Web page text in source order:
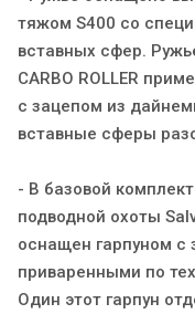
тяжом S400 со
вставных сфер.
CARBO ROLLER
с зацепом из
вставные сферы
- В базовой
подводной охоты
оснащен гарпуном с
приваренными по
Один этот гарпун